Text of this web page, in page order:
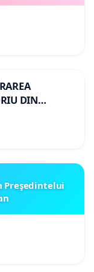
DIN
Preşedintelui